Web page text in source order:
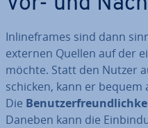
In­line­frames sind dann
externen Quellen auf der
möchte. Statt den Nutzer
schicken, kann er
Die
Daneben kann die